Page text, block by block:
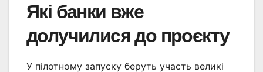
Які банки вже
долучилися до проєкту
У пілотному запуску беруть участь великі